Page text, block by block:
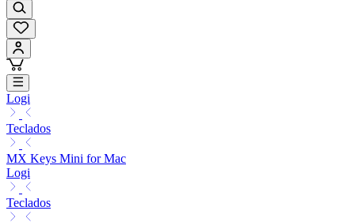
Logi
Teclados
MX Keys Mini for Mac
Logi
Teclados